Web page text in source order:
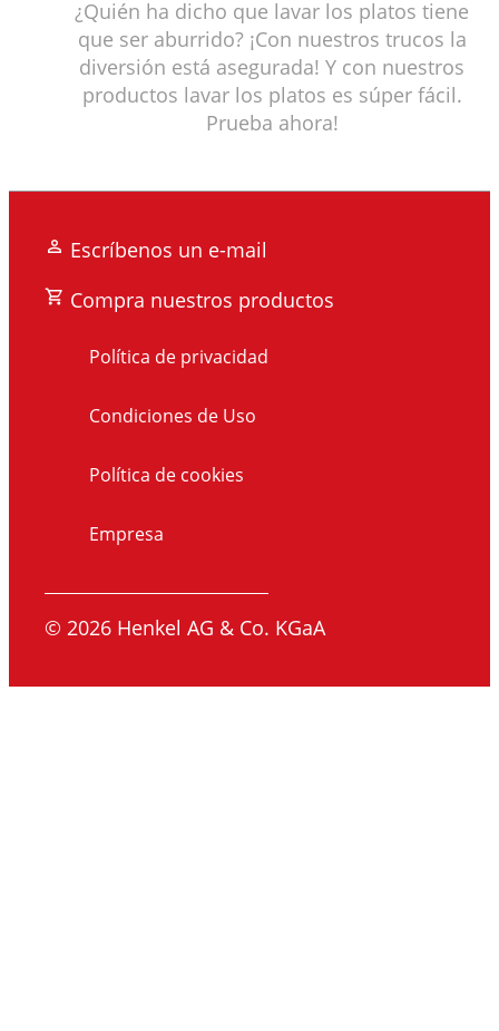
¿Quién ha dicho que lavar los platos tiene
que ser aburrido? ¡Con nuestros trucos la
diversión está asegurada! Y con nuestros
productos lavar los platos es súper fácil.
Prueba ahora!
Escríbenos un e-mail
Compra nuestros productos
Política de privacidad
Condiciones de Uso
Política de cookies
Empresa
© 2026 Henkel AG & Co. KGaA